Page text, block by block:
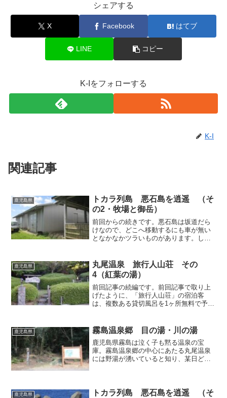
シェアする
X Facebook はてブ
LINE コピー
K-Iをフォローする
K-I
関連記事
鹿児島県
トカラ列島 悪石島を逍遥 （そ
の2・牧場と御岳）
前回からの続きです。悪石島は坂道だら
けなので、どこへ移動するにも車が無い
となかなかツラいものがあります。しか
迂闊に外へ出ると熱中症にやられてしま
うことは必至。でも島を巡...
鹿児島県
丸尾温泉 旅行人山荘 その
4（紅葉の湯）
前回記事の続編です。前回記事で取り上
げたように、「旅行人山荘」の宿泊客
は、複数ある貸切風呂を1ヶ所無料で予約
ることができます。私が宿泊した翌朝に
は貸切風呂「もみじの湯」...
鹿児島県 霧島温泉郷 目の湯・川の湯
鹿児島県霧島は泣く子も黙る温泉の宝
庫。霧島温泉郷の中心にあたる丸尾温泉
には野湯が湧いていると知り、某日どん
線を登ってゆくと、やがて...
鹿児島県
トカラ列島 悪石島を逍遥 （そ